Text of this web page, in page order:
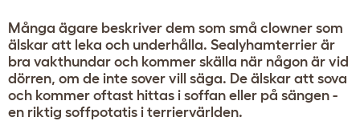
Många ägare beskriver dem som små clowner som
älskar att leka och underhålla. Sealyhamterrier är
bra vakthundar och kommer skälla när någon är vid
dörren, om de inte sover vill säga. De älskar att sova
och kommer oftast hittas i soffan eller på sängen -
en riktig soffpotatis i terriervärlden.